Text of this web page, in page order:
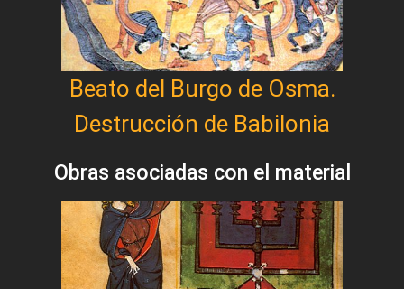
Beato del Burgo de Osma.
Destrucción de Babilonia
Obras asociadas con el material